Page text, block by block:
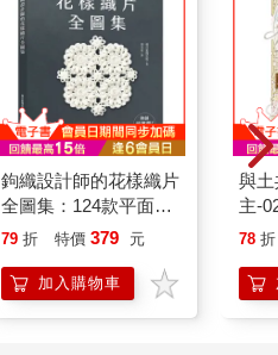
鉤織設計師的花樣織片
全圖集：124款平面與
立體的日系唯美造型，
包、毯子，自由應用！
79 折 特價 379 元
加入購物車
與
主-
78 折